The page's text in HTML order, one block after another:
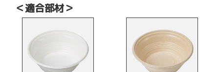
＜適合部材＞